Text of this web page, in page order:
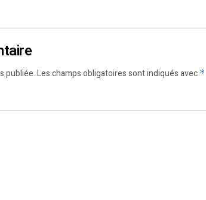
publiée.Les champs obligatoires sont indiqués avec *